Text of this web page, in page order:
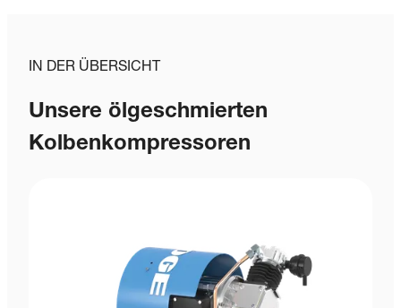
IN DER ÜBERSICHT
Unsere ölgeschmierten
Kolbenkompressoren